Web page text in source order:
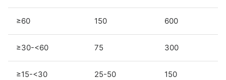
≥60 150 600
≥30-<60 75 300
≥15-<30 25-50 150